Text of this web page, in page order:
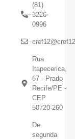
(81)
3226-
0996
Rua
Itapecerica,
67 - Prado
Recife/PE -
CEP
50720-260
De
segunda